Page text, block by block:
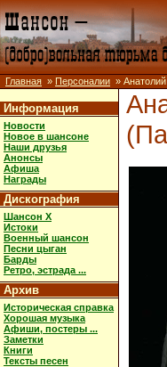
Главная » Персоналии »
Информация
Новости
Новое в шансоне
Наши друзья
Анонсы
Афиша
Награды
Дискография
Шансон X
Истоки
Военный шансон
Песни цыган
Барды
Ретро, эстрада ...
Архив
Историческая справка
Хорошая музыка
Афиши, постеры ...
Заметки
Книги
Тексты песен